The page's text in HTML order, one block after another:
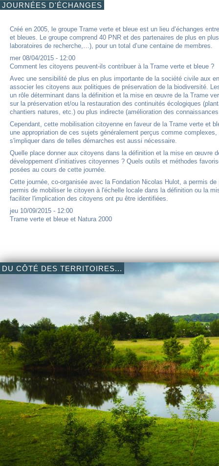
JOURNÉES D'ÉCHANGES
Créé en 2005, le groupe Trame verte et bleue est un lieu d’échanges
et bleues. Le groupe comprend 40 PNR et des partenaires de plus en
laboratoires de recherche,…), pour un total d’une centaine de membres.
mer 08/04/2015 - 12:00
Comment les citoyens peuvent-ils contribuer à la Trame verte et bleue ?
Avec une sensibilité de plus en plus importante de la société civile aux
associer les citoyens aux politiques de préservation de la biodiversité.
un rôle déterminant dans la définition et la mise en œuvre de la Trame
sur la préservation et/ou la restauration des continuités écologiques
chantiers natures, etc.) ou plus indirecte (amélioration des
Cependant, cette mobilisation citoyenne en faveur de la Trame verte et
une appropriation de ces sujets généralement perçus comme
s'impliquer dans de telles démarches est aussi nécessaire.
Quelle place donner aux citoyens dans la définition et la mise en œuvre
développement d’initiatives citoyennes ? Quels outils et méthodes
posées au cours de cette journée.
Cette journée, co-organisée avec la Fondation Nicolas Hulot, a permis
permis de mobiliser le citoyen à l'échelle locale dans la définition ou la
faciliter l'implication des citoyens ont pu être identifiées.
jeu 10/09/2015 - 12:00
Trame verte et bleue et Natura 2000
DU CÔTÉ DES TERRITOIRES...